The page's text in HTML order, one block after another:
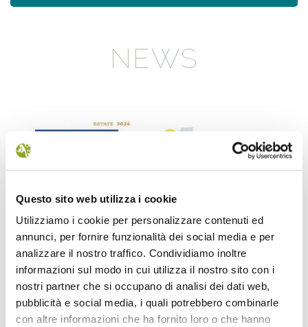
Questo sito web utilizza i cookie
Utilizziamo i cookie per personalizzare contenuti ed
annunci, per fornire funzionalità dei social media e per
analizzare il nostro traffico. Condividiamo inoltre
informazioni sul modo in cui utilizza il nostro sito con i
nostri partner che si occupano di analisi dei dati web,
pubblicità e social media, i quali potrebbero combinarle
con altre informazioni che ha fornito loro o che hanno
NEWS
Il futuro della memoria
UN FESTIVAL DIFFUSOper
scoprire/coltivare/lo spirito/della
vallePASSI NEL BUIO: NELLA "VALLE
DELLE LUCCIOLE" 13
Monte
Dall’11 al 19
percorre solo
Guide
Penna di